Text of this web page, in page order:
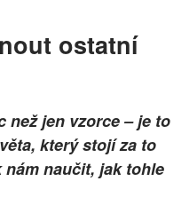
ostatní
než jen vzorce – je to
který stojí za to
naučit, jak tohle